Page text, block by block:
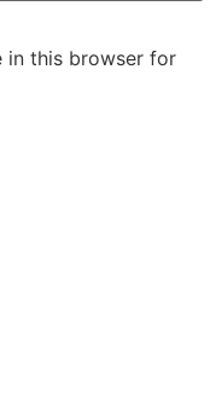
in this browser for